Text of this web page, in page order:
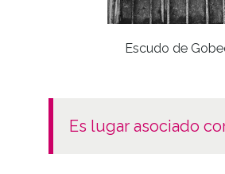
Escudo de
es lugar asociado